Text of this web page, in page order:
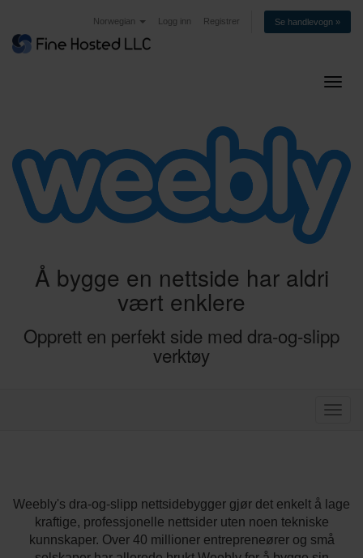
Norwegian Logg inn Registrer Se handlevogn »
Bytt
Å bygge en nettside har aldri
vært enklere
Opprett en perfekt side med dra-og-slipp
verktøy
Bytt
Weebly's dra-og-slipp nettsidebygger gjør det enkelt å lage
kraftige, professjonelle nettsider uten noen tekniske
kunnskaper. Over 40 millioner entrepreneører og små